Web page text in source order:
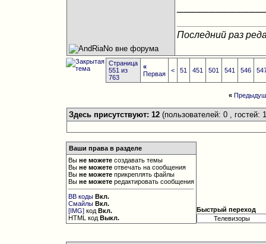
Последний раз
Страница
551 из
763
«
Первая
< 51 451 501 541 546
«
Здесь присутствуют: 12 (пользователей: 0 , гостей:
Ваши права в разделе
Выне можете создавать темы
Выне можете отвечать на сообщения
Выне можете прикреплять файлы
Выне можете редактировать сообщения
BB коды Вкл.
Смайлы Вкл.
[IMG] кодВкл.
HTML кодВыкл.
Быстрый переход